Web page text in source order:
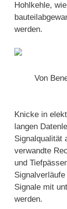
Hohlkehle,
werden.
Von
Knicke in
langen
Signalqualität
verwandte
und
Signale mit
werden.